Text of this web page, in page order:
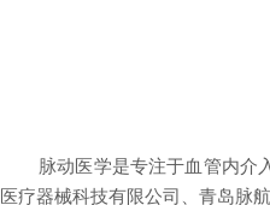
脉动医学是专注于血管内介
医疗器械科技有限公司、 青岛脉